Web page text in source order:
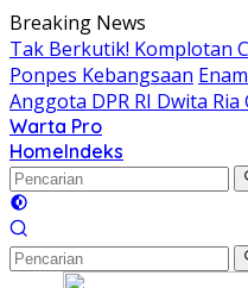
Langsung
ke
konten
Breaking News
Tak Berkutik! Komplotan
Ponpes Kebangsaan
Anggota DPR RI Dwita
Warta Pro
Akurat
dan
Terpercaya
HomeIndeks